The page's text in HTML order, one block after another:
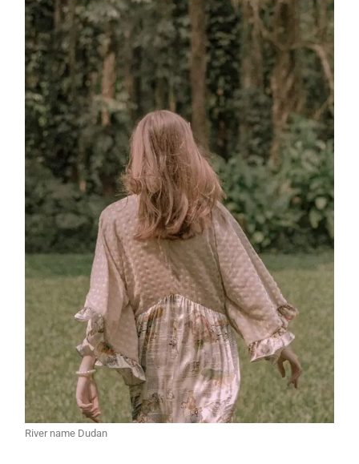
River name Dudan